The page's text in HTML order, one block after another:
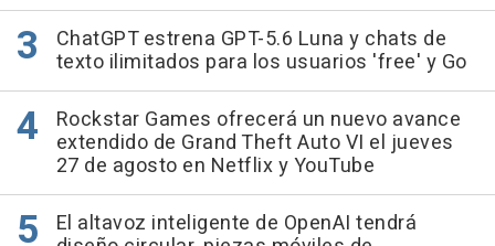
ChatGPT estrena GPT-5.6 Luna y chats de
texto ilimitados para los usuarios 'free' y Go
Rockstar Games ofrecerá un nuevo avance
extendido de Grand Theft Auto VI el jueves
27 de agosto en Netflix y YouTube
El altavoz inteligente de OpenAI tendrá